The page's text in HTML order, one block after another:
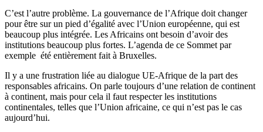
C’est l’autre problème. La gouvernance de l’Afrique doit changer
pour être sur un pied d’égalité avec l’Union européenne, qui est
beaucoup plus intégrée. Les Africains ont besoin d’avoir des
institutions beaucoup plus fortes. L’agenda de ce Sommet par
exemple été entièrement fait à Bruxelles.
Il y a une frustration liée au dialogue UE-Afrique de la part des
responsables africains. On parle toujours d’une relation de continent
à continent, mais pour cela il faut respecter les institutions
continentales, telles que l’Union africaine, ce qui n’est pas le cas
aujourd’hui.